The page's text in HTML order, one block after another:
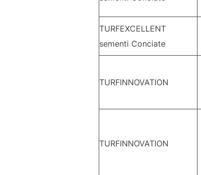
TURFEXCELLENT
sementi Conciate
TURFINNOVATION
TURFINNOVATION